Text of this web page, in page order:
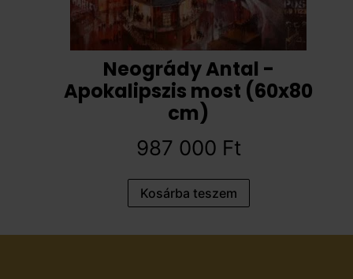
Neogrády Antal -
Apokalipszis most (60x80
cm)
987 000 Ft
Kosárba teszem